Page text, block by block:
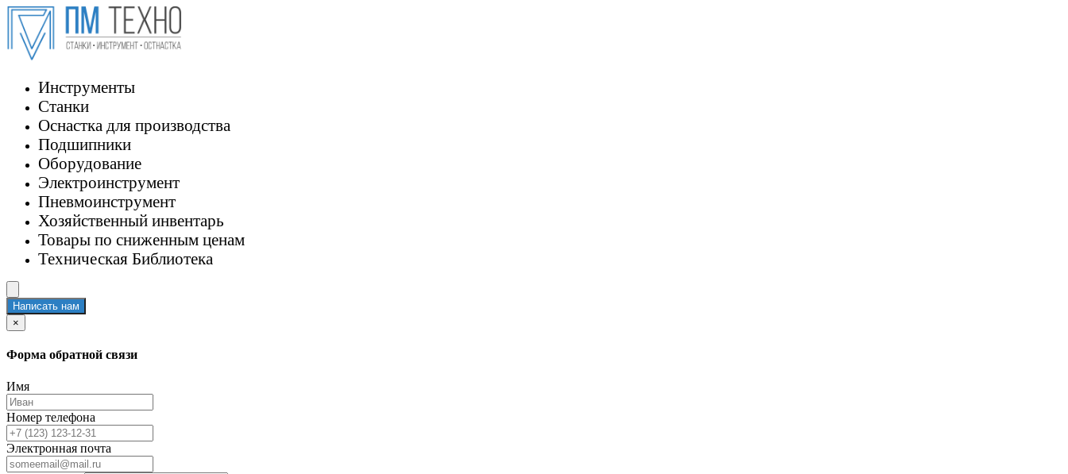
Инструменты
Станки
Оснастка для производства
Подшипники
Оборудование
Электроинструмент
Пневмоинструмент
Хозяйственный инвентарь
Товары по сниженным ценам
Техническая Библиотека
Написать нам
×
Форма обратной связи
Имя
Номер телефона
Электронная почта